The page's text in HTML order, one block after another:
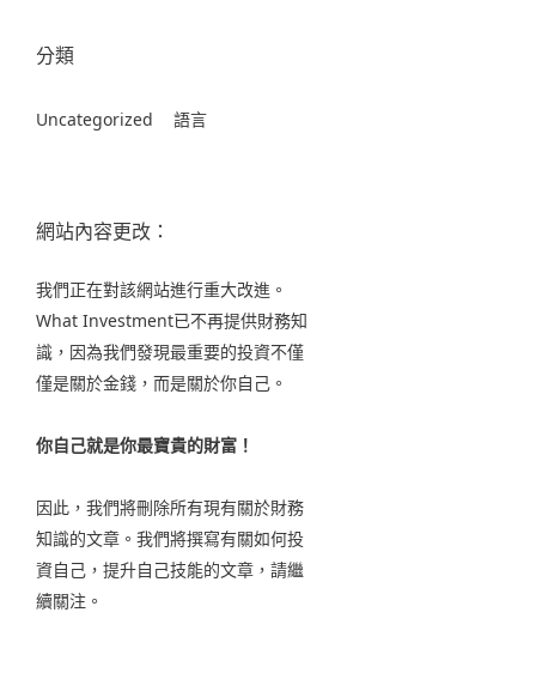
分類
Uncategorized 語言
網站內容更改：
我們正在對該網站進行重大改進。
What Investment已不再提供財務知
識，因為我們發現最重要的投資不僅
僅是關於金錢，而是關於你自己。
你自己就是你最寶貴的財富！
因此，我們將刪除所有現有關於財務
知識的文章。我們將撰寫有關如何投
資自己，提升自己技能的文章，請繼
續關注。